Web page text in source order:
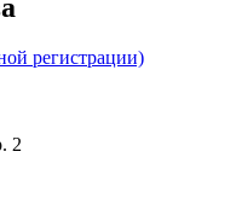
регистрации)
2